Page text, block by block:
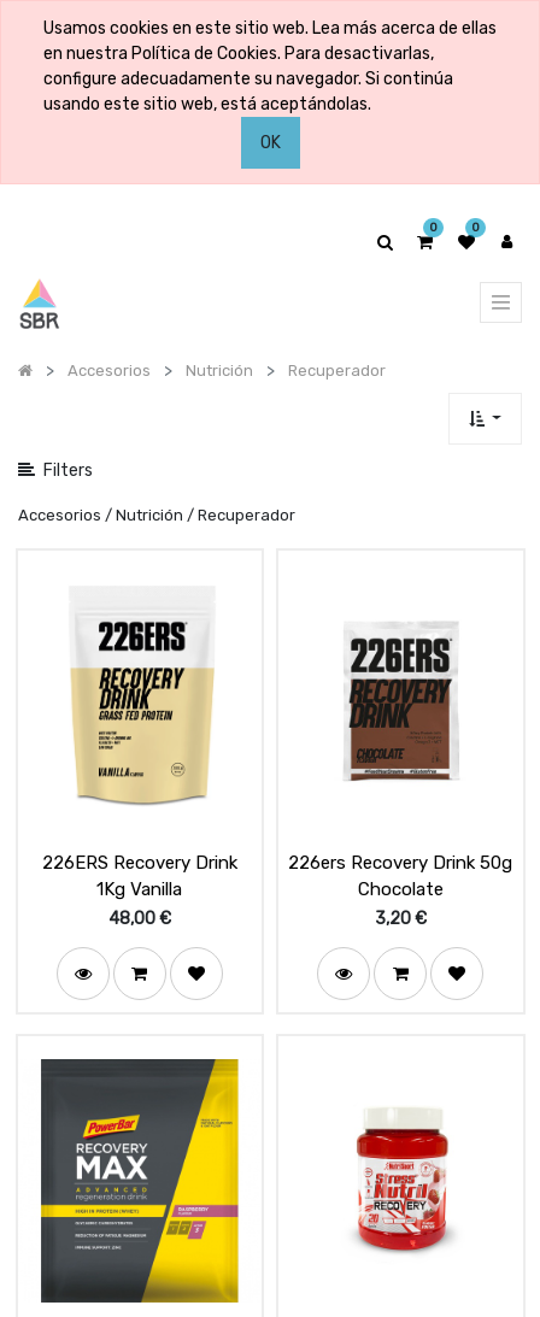
Usamos cookies en este sitio web. Lea más acerca de ellas
en nuestra Política de Cookies. Para desactivarlas,
configure adecuadamente su navegador. Si continúa
usando este sitio web, está aceptándolas.
OK
0 0
Accesorios Nutrición Recuperador
Filters
Mostrar
categorías
Accesorios / Nutrición / Recuperador
226ERS Recovery Drink
1Kg Vanilla
48,00€
226ers Recovery Drink 50g
Chocolate
3,20€